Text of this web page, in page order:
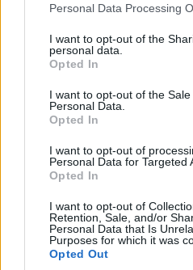
Personal Data Processing
I want to opt-out of the
personal data.
Opted In
I want to opt-out of the
Personal Data.
Opted In
I want to opt-out of
Personal Data for Targeted
Opted In
I want to opt-out of
Retention, Sale, and/or
Personal Data that Is
Purposes for which it was
Opted Out
chiamato a controllare.
Sarebbe infatti un
Palazzo Chigi da una
dall’altra. La questione
meno spettacolare, ma
come rendere lo Stato
stesso.